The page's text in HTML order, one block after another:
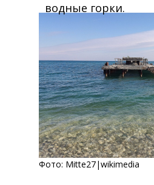
водные горки.
Фото: Mitte27|wikimedia